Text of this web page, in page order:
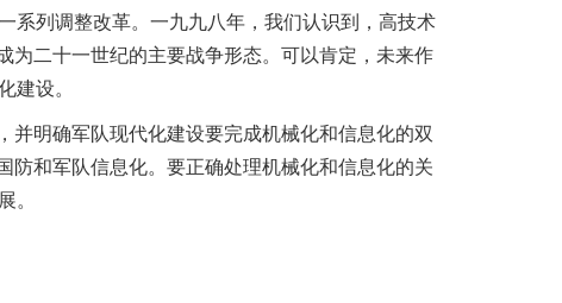
系列调整改革。一九九八年，我们认识到，高技术
二十一世纪的主要战争形态。可以肯定，未来作
建设。
明确军队现代化建设要完成机械化和信息化的双
防和军队信息化。要正确处理机械化和信息化的关
。